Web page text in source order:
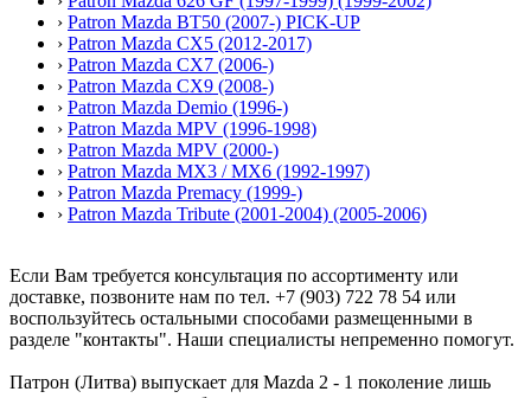
› Patron Mazda BT50 (2007-) PICK-UP
› Patron Mazda CX5 (2012-2017)
› Patron Mazda CX7 (2006-)
› Patron Mazda CX9 (2008-)
› Patron Mazda Demio (1996-)
› Patron Mazda MPV (1996-1998)
› Patron Mazda MPV (2000-)
› Patron Mazda MX3 / MX6 (1992-1997)
› Patron Mazda Premacy (1999-)
› Patron Mazda Tribute (2001-2004) (2005-2006)
Если Вам требуется консультация по ассортименту или
доставке, позвоните нам по тел. +7 (903) 722 78 54 или
воспользуйтесь остальными способами размещенными в
разделе "контакты". Наши специалисты непременно помогут.
Патрон (Литва) выпускает для Mazda 2 - 1 поколение лишь